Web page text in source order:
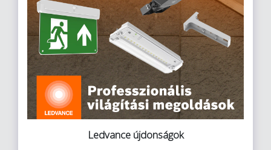
Ledvance újdonságok